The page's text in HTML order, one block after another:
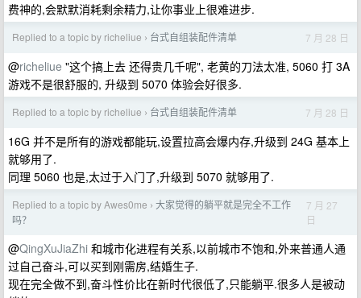
费神的,会默默消耗剩余精力,让你事业上很难进步.
Replied to a topic by richeliue › 台式自组装配件清单 7 月 28 日
@richeliue "这个搞上去 还得贵几千呢", 老黄的刀法太准, 5060 打 3A
游戏不是很舒服的, 升级到 5070 体验会好很多.
Replied to a topic by richeliue › 台式自组装配件清单 7 月 28 日
16G 并不是所有的游戏都能玩,设置拉高会爆内存,升级到 24G 基本上
就够用了.
同理 5060 也是,太过于入门了,升级到 5070 就够用了.
Replied to a topic by Awes0me › 大家觉得的躺平就是完全不工作
吗？
7 月 27
日
@QingXuJiaZhi 和城市化进程有关系,以前城市不饱和,外来普通人通
过自己奋斗,可以买到刚需房,结婚生子.
现在完全做不到,奋斗性价比在新时代很低了,只能躺平.很多人是被动